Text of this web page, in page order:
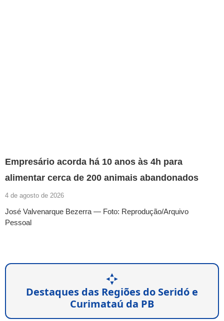
Empresário acorda há 10 anos às 4h para
alimentar cerca de 200 animais abandonados
4 de agosto de 2026
José Valvenarque Bezerra — Foto: Reprodução/Arquivo
Pessoal
Destaques das Regiões do Seridó e
Curimataú da PB